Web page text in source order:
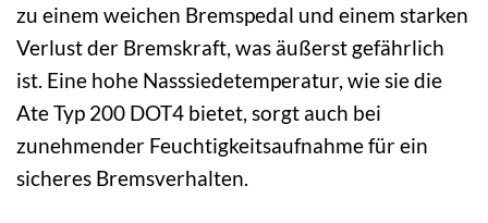
zu einem weichen Bremspedal und einem starken
Verlust der Bremskraft, was äußerst gefährlich
ist. Eine hohe Nasssiedetemperatur, wie sie die
Ate Typ 200 DOT4 bietet, sorgt auch bei
zunehmender Feuchtigkeitsaufnahme für ein
sicheres Bremsverhalten.